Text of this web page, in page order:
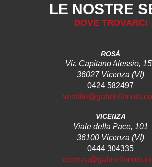
LE NOSTRE
DOVE TROVARCI
ROSÀ
Via Capitano Alessio,
36027 Vicenza (VI)
0424 582497
VICENZA
Viale della Pace, 101
36100 Vicenza (VI)
0444 304335